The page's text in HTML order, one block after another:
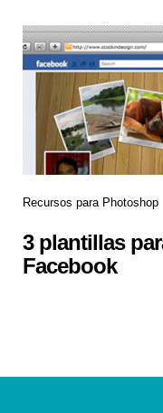
Recursos para Photoshop
3 plantillas
Facebook